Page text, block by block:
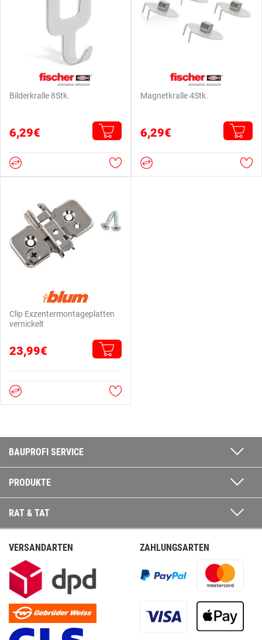
Bilderkralle 8Stk.
6,29€
Magnetkralle 4Stk.
6,29€
Clip Exzentermontageplatten
vernickelt
23,99€
BAUPROFI SERVICE
PRODUKTE
RAT & TAT
VERSANDARTEN ZAHLUNGSARTEN